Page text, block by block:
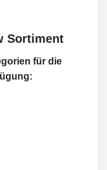
Sortiment
für die